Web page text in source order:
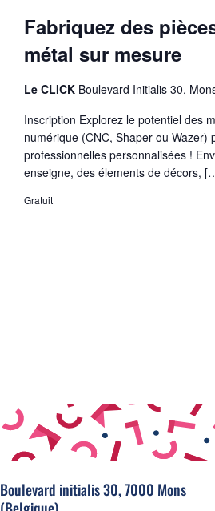
Fabriquez des
métal sur mesure
Le CLICK Boulevard Initialis 30,
Inscription Explorez le potentiel des
numérique (CNC, Shaper ou Wazer)
professionnelles personnalisées !
enseigne, des élements de décors,
Gratuit
Boulevard initialis 30, 7000 Mons